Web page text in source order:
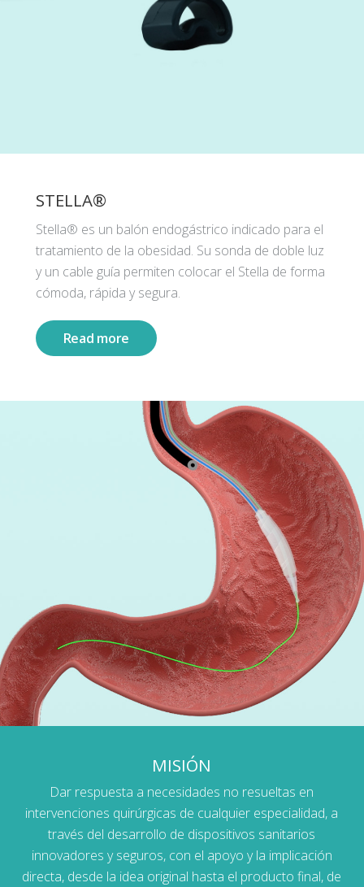
STELLA®
Stella® es un balón endogástrico indicado para el
tratamiento de la obesidad. Su sonda de doble luz
y un cable guía permiten colocar el Stella de forma
cómoda, rápida y segura.
Read more
MISIÓN
Dar respuesta a necesidades no resueltas en
intervenciones quirúrgicas de cualquier especialidad, a
través del desarrollo de dispositivos sanitarios
innovadores y seguros, con el apoyo y la implicación
directa, desde la idea original hasta el producto final, de